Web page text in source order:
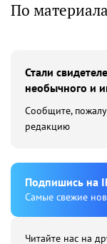
По
Стали
необычного и
Сообщите,
редакцию
Подпишиcь на
Cамые свежие
Читайте нас на